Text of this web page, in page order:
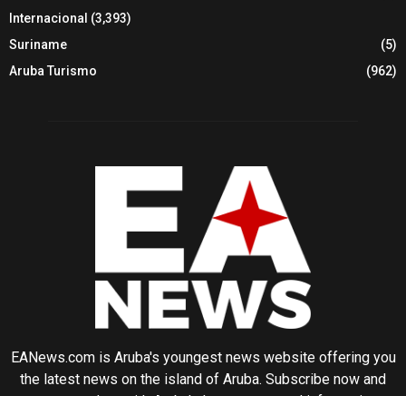
Internacional (3,393)
Suriname
(5)
Aruba Turismo
(962)
EANews.com is Aruba's youngest news website offering you
the latest news on the island of Aruba. Subscribe now and